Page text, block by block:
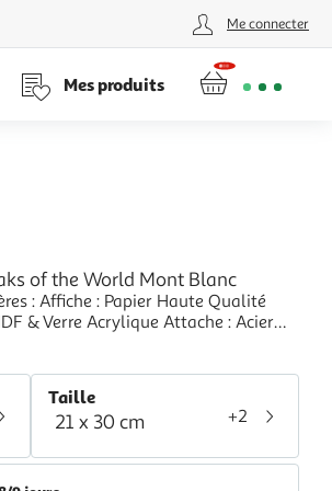
Me connecter
Mes produits
of the World Mont Blanc
Qualité
& Verre Acrylique Attache : Acier
Affiche Encadrée Feuille de
Taille
21 x 30 cm +2